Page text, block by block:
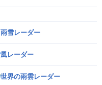
雨雪レーダー
風レーダー
世界の雨雲レーダー